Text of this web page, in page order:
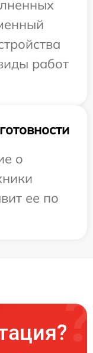
работ
о
ее по